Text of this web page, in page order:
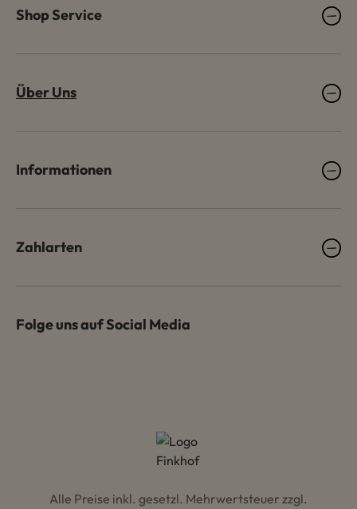
Shop Service
Über Uns
Informationen
Zahlarten
Folge uns auf Social Media
Alle Preise inkl. gesetzl. Mehrwertsteuer zzgl.